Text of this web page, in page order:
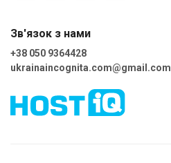
Зв'язок з нами
+38 050 9364428
ukrainaincognita.com@gmail.com